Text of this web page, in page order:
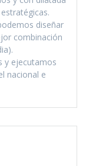
diseñar
combinación
y ejecutamos
nacional e